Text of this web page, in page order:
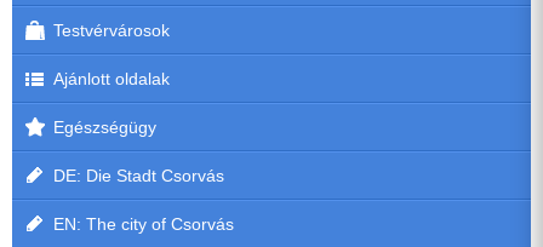
Testvérvárosok
Ajánlott oldalak
Egészségügy
DE: Die Stadt Csorvás
EN: The city of Csorvás